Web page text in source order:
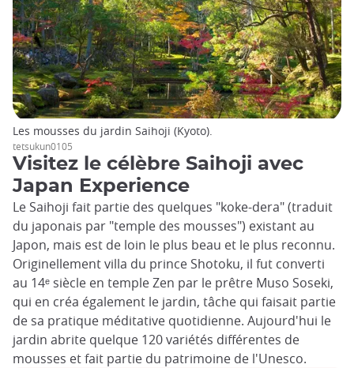
Visitez le célèbre Saihoji avec
Japan Experience
Le Saihoji fait partie des quelques "koke-dera" (traduit
du japonais par "temple des mousses") existant au
Japon, mais est de loin le plus beau et le plus reconnu.
Originellement villa du prince Shotoku, il fut converti
au 14ᵉ siècle en temple Zen par le prêtre Muso Soseki,
qui en créa également le jardin, tâche qui faisait partie
de sa pratique méditative quotidienne. Aujourd'hui le
jardin abrite quelque 120 variétés différentes de
mousses et fait partie du patrimoine de l'Unesco.
Les mousses du jardin Saihoji (Kyoto).
tetsukun0105